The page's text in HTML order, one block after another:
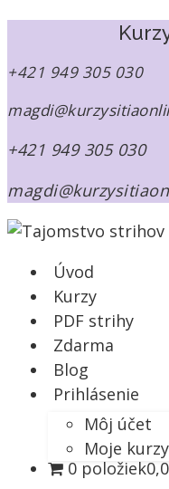
+421 949 305 030
+421 949 305 030
Úvod
Kurzy
PDF strihy
Zdarma
Blog
Prihlásenie
Môj účet
Moje kurzy
0 položiek